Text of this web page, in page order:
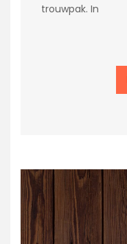
trouwpak. In